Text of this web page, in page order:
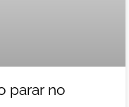
parar no